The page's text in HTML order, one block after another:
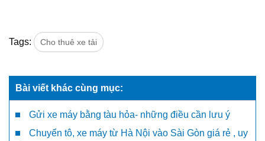
Tags: Cho thuê xe tải
Bài viết khác cùng mục:
Gửi xe máy bằng tàu hỏa- những điều cần lưu ý
Chuyển tô, xe máy từ Hà Nội vào Sài Gòn giá rẻ , uy